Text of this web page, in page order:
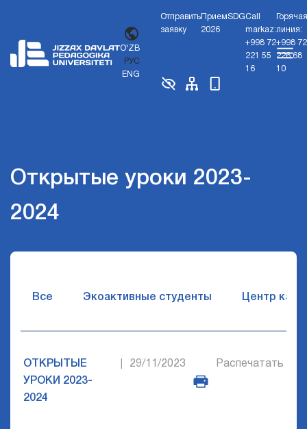
O'ZB
РУС
ENG
Отправить
заявку
Прием
2026
SDGCall
markaz:
+998 72
221 55
16
Горячая
линия:
+998 72
226 68
10
Открытые уроки 2023-
2024
Все Экоактивные студенты Центр
ОТКРЫТЫЕ
УРОКИ 2023-
2024
29/11/2023 Распечатать